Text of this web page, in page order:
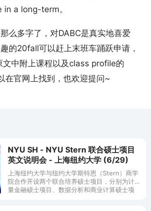
a long-term。
么多字了，对DABC是真实地喜爱
的20fall可以赶上末班车踊跃申请，
文中附上课程以及class profile的
在官网上找到，也欢迎提问~
NYU SH - NYU Stern 联合硕士项目
英文说明会 - 上海纽约大学 (6/29)
上海纽约大学与纽约大学斯特恩（Stern）商学
院合作开设两个联合培养硕士项目，分别为计
量金融硕士项目、数据分析和商业计算硕士项